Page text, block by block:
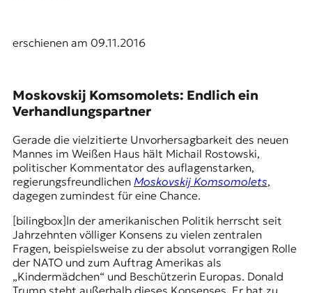
erschienen am 09.11.2016
Moskovskij Komsomolets: Endlich ein
Verhandlungspartner
Gerade die vielzitierte Unvorhersagbarkeit des neuen
Mannes im Weißen Haus hält Michail Rostowski,
politischer Kommentator des auflagenstarken,
regierungsfreundlichen Moskovskij Komsomolets,
dagegen zumindest für eine Chance.
[bilingbox]In der amerikanischen Politik herrscht seit
Jahrzehnten völliger Konsens zu vielen zentralen
Fragen, beispielsweise zu der absolut vorrangigen Rolle
der NATO und zum Auftrag Amerikas als
„Kindermädchen“ und Beschützerin Europas. Donald